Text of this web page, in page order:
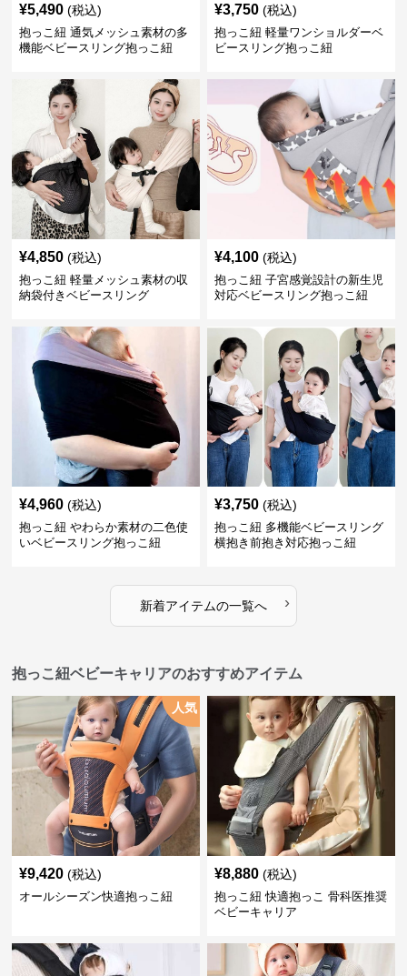
¥5,490 (税込)
抱っこ紐 通気メッシュ素材の多
機能ベビースリング抱っこ紐
¥3,750 (税込)
抱っこ紐 軽量ワンショルダーベ
ビースリング抱っこ紐
¥4,850 (税込)
抱っこ紐 軽量メッシュ素材の収
納袋付きベビースリング
¥4,100 (税込)
抱っこ紐 子宮感覚設計の新生児
対応ベビースリング抱っこ紐
¥4,960 (税込)
抱っこ紐 やわらか素材の二色使
いベビースリング抱っこ紐
¥3,750 (税込)
抱っこ紐 多機能ベビースリング
横抱き前抱き対応抱っこ紐
新着アイテムの一覧へ ›
抱っこ紐ベビーキャリアのおすすめアイテム
人気
¥9,420 (税込)
オールシーズン快適抱っこ紐
¥8,880 (税込)
抱っこ紐 快適抱っこ 骨科医推奨
ベビーキャリア